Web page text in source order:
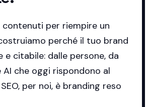
contenuti per riempire un
perché il tuo brand
e citabile: dalle persone, da
AI che oggi rispondono al
per noi, è branding reso